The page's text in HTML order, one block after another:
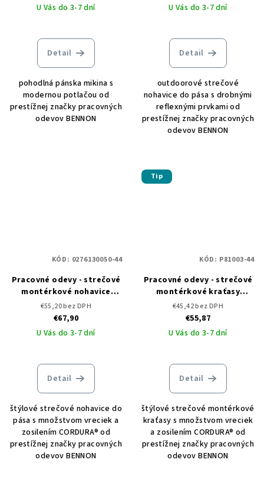
U Vás do 3-7 dní
Detail
pohodlná pánska mikina s
modernou potlačou od
prestížnej značky pracovných
odevov BENNON
U Vás do 3-7 dní
Detail
outdoorové strečové
nohavice do pása s drobnými
reflexnými prvkami od
prestížnej značky pracovných
odevov BENNON
Pracovné odevy - strečové
montérkové nohavice
EREBOS Trousers
€55,20 bez DPH
€67,90
U Vás do 3-7 dní
Detail
štýlové strečové nohavice do
pása s množstvom vreciek a
zosilením CORDURA® od
prestížnej značky pracovných
odevov BENNON
KÓD: 0276130050-44
Tip
Pracovné odevy - strečové
montérkové kraťasy
EREBOS Shorts black
€45,42 bez DPH
€55,87
U Vás do 3-7 dní
Detail
štýlové strečové montérkové
kraťasy s množstvom vreciek
a zosilením CORDURA® od
prestížnej značky pracovných
odevov BENNON
KÓD: P81003-44